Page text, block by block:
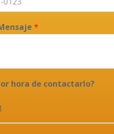
*
hora de contactarlo?